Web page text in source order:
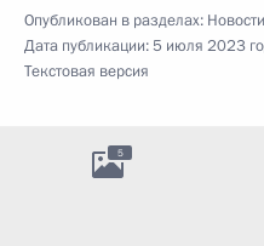
Опубликован в разделах: Новости
Дата публикации:5 июля 2023
Текстовая версия
5